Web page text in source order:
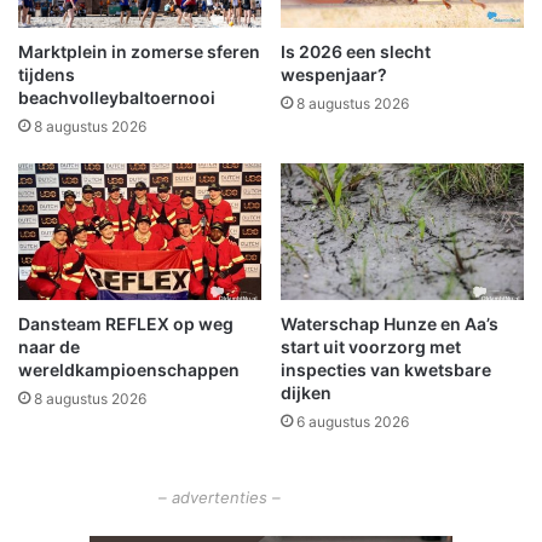
d
N
i
e
u
e
s
c
h
a
n
s
-
L
e
o
p
v
a
n
v
o
o
r
d
u
i
z
e
n
Marktplein in zomerse sferen
tijdens
beachvolleybaltoernooi
8 augustus 2026
Is 2026 een slecht
wespenjaar?
8 augustus 2026
Dansteam REFLEX op weg
naar de
wereldkampioenschappen
8 augustus 2026
Waterschap Hunze en Aa’s
start uit voorzorg met
inspecties van kwetsbare
dijken
6 augustus 2026
– advertenties –